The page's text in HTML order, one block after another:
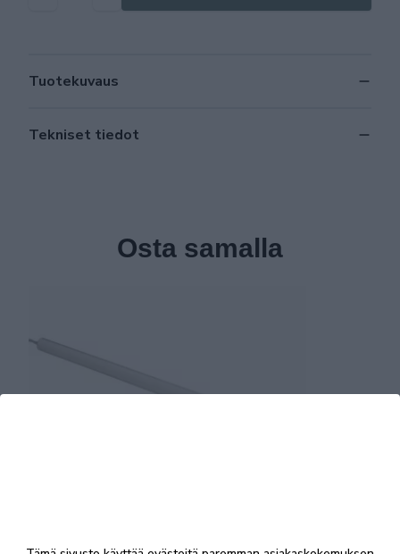
Tuotekuvaus
Tekniset tiedot
Osta samalla